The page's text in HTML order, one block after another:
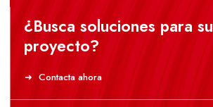
¿Busca soluciones para su
proyecto?
Contacta ahora